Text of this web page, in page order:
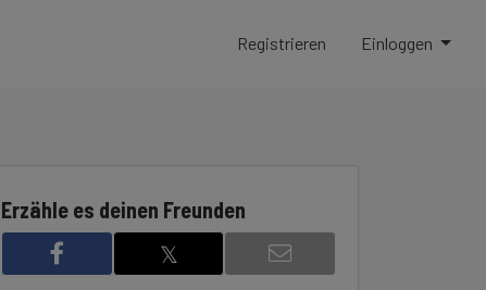
Registrieren Einloggen
Erzähle es deinen Freunden
𝕏